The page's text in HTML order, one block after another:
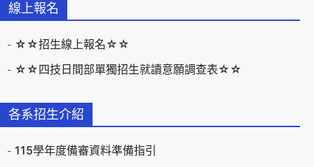
線上報名
☆☆招生線上報名☆☆
☆☆四技日間部單獨招生就讀意願調查表☆☆
各系招生介紹
115學年度備審資料準備指引